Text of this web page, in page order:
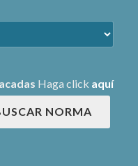
Haga click aquí
NORMA